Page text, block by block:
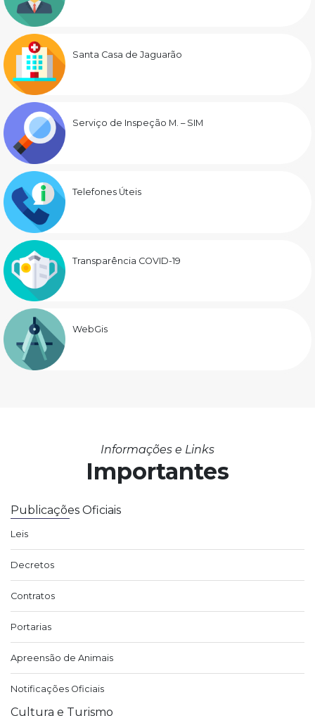
Santa Casa de Jaguarão
Serviço de Inspeção M. – SIM
Telefones Úteis
Transparência COVID-19
WebGis
Informações e Links
Importantes
Publicações Oficiais
Leis
Decretos
Contratos
Portarias
Apreensão de Animais
Notificações Oficiais
Cultura e Turismo